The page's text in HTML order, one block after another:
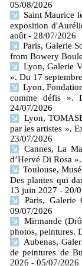
05/08/2026
Saint Maurice
exposition
août - 28/07/2026
Paris, Galerie
from Bowery
Lyon, Galerie
». Du 17
Lyon,
comme défis ».
24/07/2026
Lyon,
par les artistes ».
23/07/2026
Cannes, La
d’Hervé Di Rosa
Toulouse,
Des plantes qui
13 juin 2027 - 20/
Paris,
09/07/2026
Mirmande
photos, peintures.
Aubenas,
de peintures de
2026 - 05/07/2026